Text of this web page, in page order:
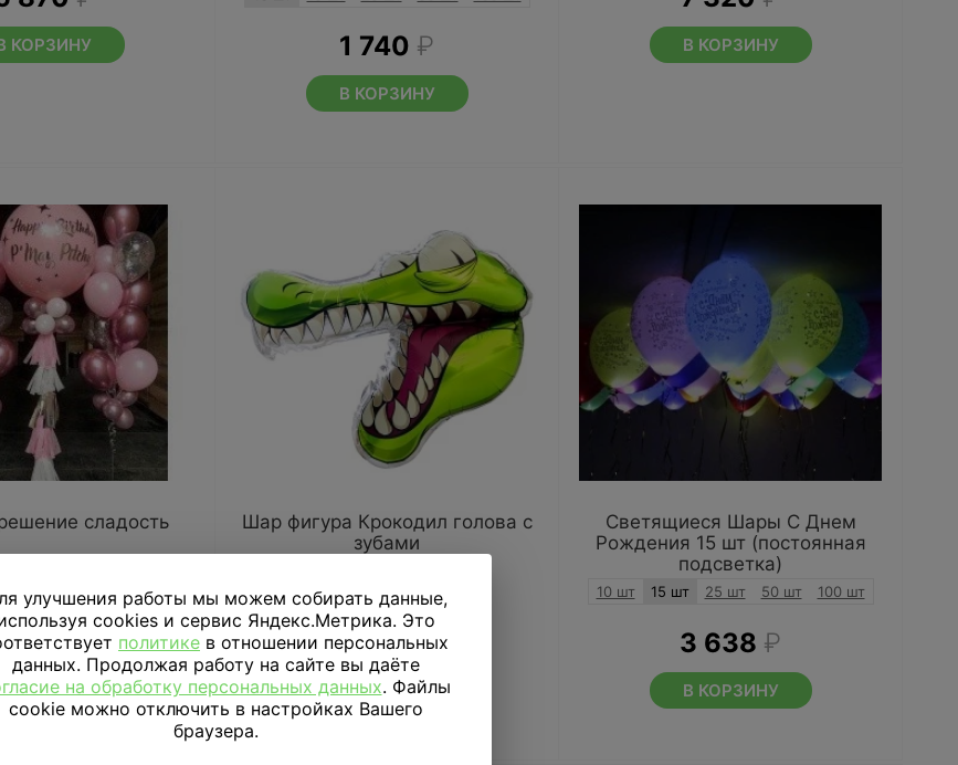
КОРЗИНУ 1 740 ₽
В КОРЗИНУ
В КОРЗИНУ
сладость
410₽
КОРЗИНУ
Шар фигура Крокодил голова с
зубами
1 020₽
В КОРЗИНУ
Светящиеся Шары С Днем
Рождения 15 шт (постоянная
подсветка)
10 шт 15 шт 25 шт 50 шт 100 шт
3 638 ₽
В КОРЗИНУ
улучшения работы мы можем собирать данные,
cookies и сервис Яндекс.Метрика. Это
политике в отношении персональных
данных. Продолжая работу на сайте вы даёте
на обработку персональных данных. Файлы
cookie можно отключить в настройках Вашего
браузера.